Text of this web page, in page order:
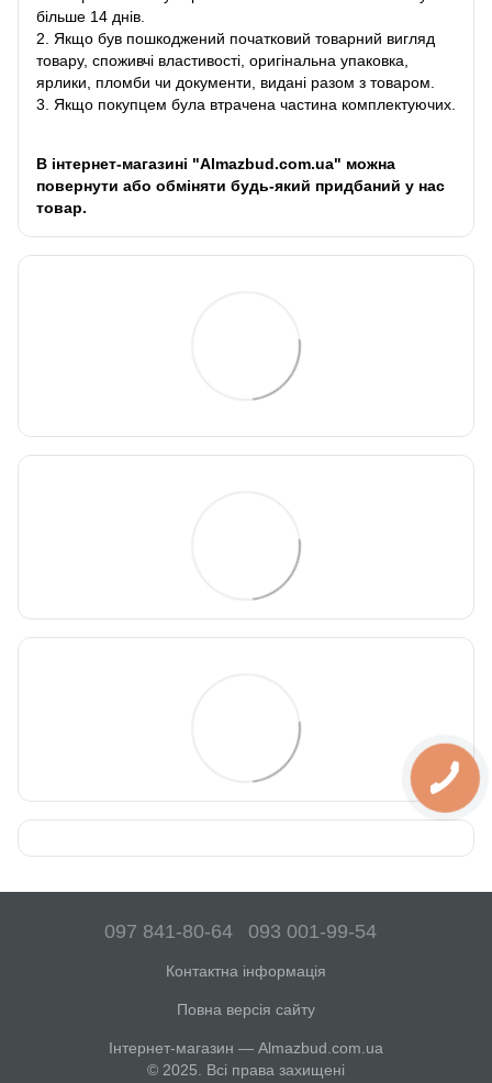
більше 14 днів.
2. Якщо був пошкоджений початковий товарний вигляд
товару, споживчі властивості, оригінальна упаковка,
ярлики, пломби чи документи, видані разом з товаром.
3. Якщо покупцем була втрачена частина комплектуючих.
В інтернет-магазині "Almazbud.com.ua" можна
повернути або обміняти будь-який придбаний у нас
товар.
097 841-80-64 093 001-99-54
Контактна інформація
Повна версія сайту
Інтернет-магазин — Almazbud.com.ua
© 2025. Всі права захищені